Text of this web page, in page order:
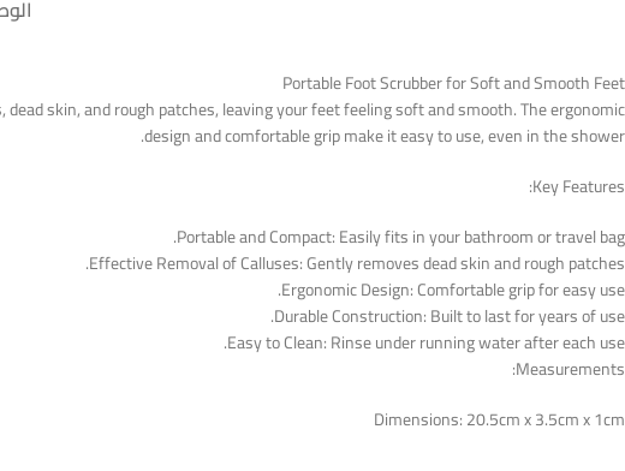
Portable Foot Scrubber for Soft and Smooth Feet
skin, and rough patches, leaving your feet feeling soft and smooth. The ergonomic
design and comfortable grip make it easy to use, even in the shower.
Key Features:
Portable and Compact: Easily fits in your bathroom or travel bag.
Effective Removal of Calluses: Gently removes dead skin and rough patches.
Ergonomic Design: Comfortable grip for easy use.
Durable Construction: Built to last for years of use.
Easy to Clean: Rinse under running water after each use.
Measurements:
Dimensions: 20.5cm x 3.5cm x 1cm